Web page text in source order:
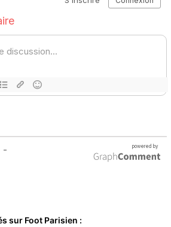
sur Foot Parisien :